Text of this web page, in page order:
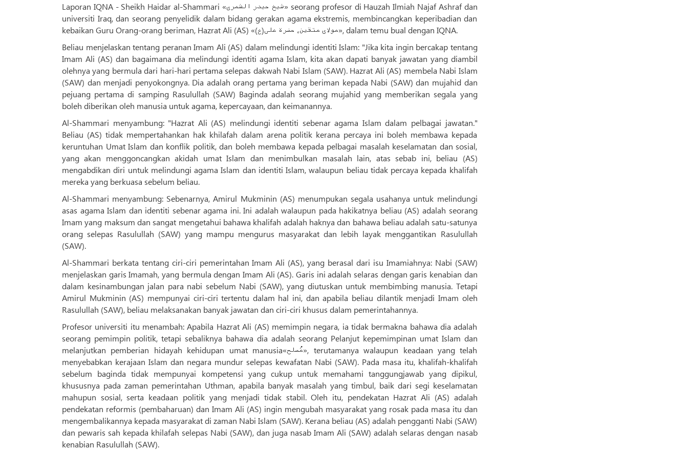
Laporan IQNA - Sheikh Haidar al-Shammari «شیخ حیدر الشمری» seorang profesor di Hauzah Ilmiah Najaf Ashraf dan
universiti Iraq, dan seorang penyelidik dalam bidang gerakan agama ekstremis, membincangkan keperibadian dan
kebaikan Guru Orang-orang beriman, Hazrat Ali (AS) «مولای متقین، حضرة علی(ع)», dalam temu bual dengan IQNA.
Beliau menjelaskan tentang peranan Imam Ali (AS) dalam melindungi identiti Islam: "Jika kita ingin bercakap tentang
Imam Ali (AS) dan bagaimana dia melindungi identiti agama Islam, kita akan dapati banyak jawatan yang diambil
olehnya yang bermula dari hari-hari pertama selepas dakwah Nabi Islam (SAW). Hazrat Ali (AS) membela Nabi Islam
(SAW) dan menjadi penyokongnya. Dia adalah orang pertama yang beriman kepada Nabi (SAW) dan mujahid dan
pejuang pertama di samping Rasulullah (SAW) Baginda adalah seorang mujahid yang memberikan segala yang
boleh diberikan oleh manusia untuk agama, kepercayaan, dan keimanannya.
Al-Shammari menyambung: "Hazrat Ali (AS) melindungi identiti sebenar agama Islam dalam pelbagai jawatan."
Beliau (AS) tidak mempertahankan hak khilafah dalam arena politik kerana percaya ini boleh membawa kepada
keruntuhan Umat Islam dan konflik politik, dan boleh membawa kepada pelbagai masalah keselamatan dan sosial,
yang akan menggoncangkan akidah umat Islam dan menimbulkan masalah lain, atas sebab ini, beliau (AS)
mengabdikan diri untuk melindungi agama Islam dan identiti Islam, walaupun beliau tidak percaya kepada khalifah
mereka yang berkuasa sebelum beliau.
Al-Shammari menyambung: Sebenarnya, Amirul Mukminin (AS) menumpukan segala usahanya untuk melindungi
asas agama Islam dan identiti sebenar agama ini. Ini adalah walaupun pada hakikatnya beliau (AS) adalah seorang
Imam yang maksum dan sangat mengetahui bahawa khalifah adalah haknya dan bahawa beliau adalah satu-satunya
orang selepas Rasulullah (SAW) yang mampu mengurus masyarakat dan lebih layak menggantikan Rasulullah
(SAW).
Al-Shammari berkata tentang ciri-ciri pemerintahan Imam Ali (AS), yang berasal dari isu Imamiahnya: Nabi (SAW)
menjelaskan garis Imamah, yang bermula dengan Imam Ali (AS). Garis ini adalah selaras dengan garis kenabian dan
dalam kesinambungan jalan para nabi sebelum Nabi (SAW), yang diutuskan untuk membimbing manusia. Tetapi
Amirul Mukminin (AS) mempunyai ciri-ciri tertentu dalam hal ini, dan apabila beliau dilantik menjadi Imam oleh
Rasulullah (SAW), beliau melaksanakan banyak jawatan dan ciri-ciri khusus dalam pemerintahannya.
Profesor universiti itu menambah: Apabila Hazrat Ali (AS) memimpin negara, ia tidak bermakna bahawa dia adalah
seorang pemimpin politik, tetapi sebaliknya bahawa dia adalah seorang Pelanjut kepemimpinan umat Islam dan
melanjutkan pemberian hidayah kehidupan umat manusia«مُصلح», terutamanya walaupun keadaan yang telah
menyebabkan kerajaan Islam dan negara mundur selepas kewafatan Nabi (SAW). Pada masa itu, khalifah-khalifah
sebelum baginda tidak mempunyai kompetensi yang cukup untuk memahami tanggungjawab yang dipikul,
khususnya pada zaman pemerintahan Uthman, apabila banyak masalah yang timbul, baik dari segi keselamatan
mahupun sosial, serta keadaan politik yang menjadi tidak stabil. Oleh itu, pendekatan Hazrat Ali (AS) adalah
pendekatan reformis (pembaharuan) dan Imam Ali (AS) ingin mengubah masyarakat yang rosak pada masa itu dan
mengembalikannya kepada masyarakat di zaman Nabi Islam (SAW). Kerana beliau (AS) adalah pengganti Nabi (SAW)
dan pewaris sah kepada khilafah selepas Nabi (SAW), dan juga nasab Imam Ali (SAW) adalah selaras dengan nasab
kenabian Rasulullah (SAW).